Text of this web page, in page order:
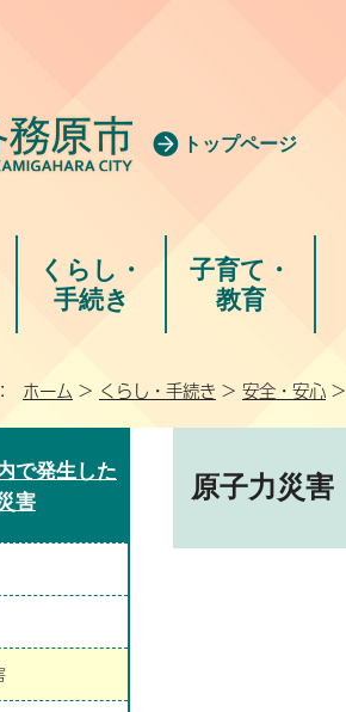
トップページ
くらし・
手続き
子育て・
教育
ホーム > くらし・手続き > 安全・安心 >
原子力災害
で発生した
害